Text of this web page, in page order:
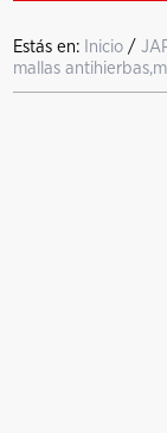
Estás en: Inicio /
mallas